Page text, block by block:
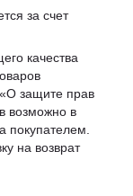
за счет
качества
защите прав
возможно в
покупателем.
на возврат